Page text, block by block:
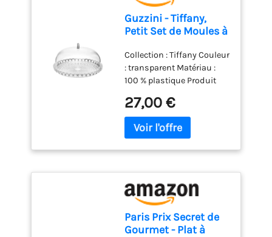
Guzzini - Tiffany,
Petit Set de Moules à
Transparent, Ø 30 x
h16 cm - 19950100
Collection : Tiffany Couleur
: transparent Matériau :
100 % plastique Produit
en Italie depuis 1912 Poids
du colis: 1.02 kilograms
27,00 €
Paris Prix Secret de
Gourmet - Plat à